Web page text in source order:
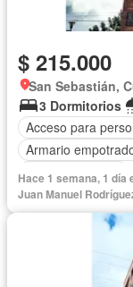
$ 215.000
San Sebastián,
3 Dormitorios
Acceso para
Armario
Cocina equipada
Estacionamiento
Garita de
Parcialmente
Hace 1 semana, 1 día
Juan Manuel